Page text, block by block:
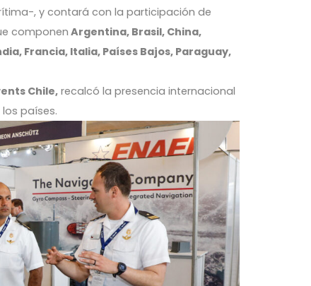
, y contará con la participación de
componen Argentina, Brasil, China,
Francia, Italia, Países Bajos, Paraguay,
Chile,recalcó la presencia internacional
países.